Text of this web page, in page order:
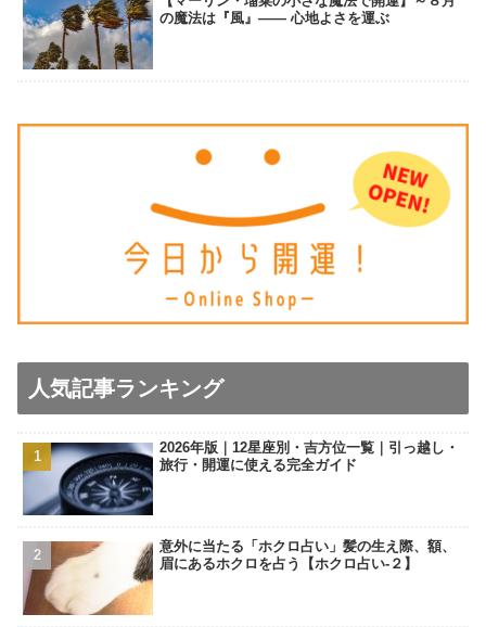
の魔法は『風』―― 心地よさを運ぶ
人気記事ランキング
2026年版｜12星座別・吉方位一覧｜引っ越し・
旅行・開運に使える完全ガイド
意外に当たる「ホクロ占い」髪の生え際、額、
眉にあるホクロを占う【ホクロ占い‐２】